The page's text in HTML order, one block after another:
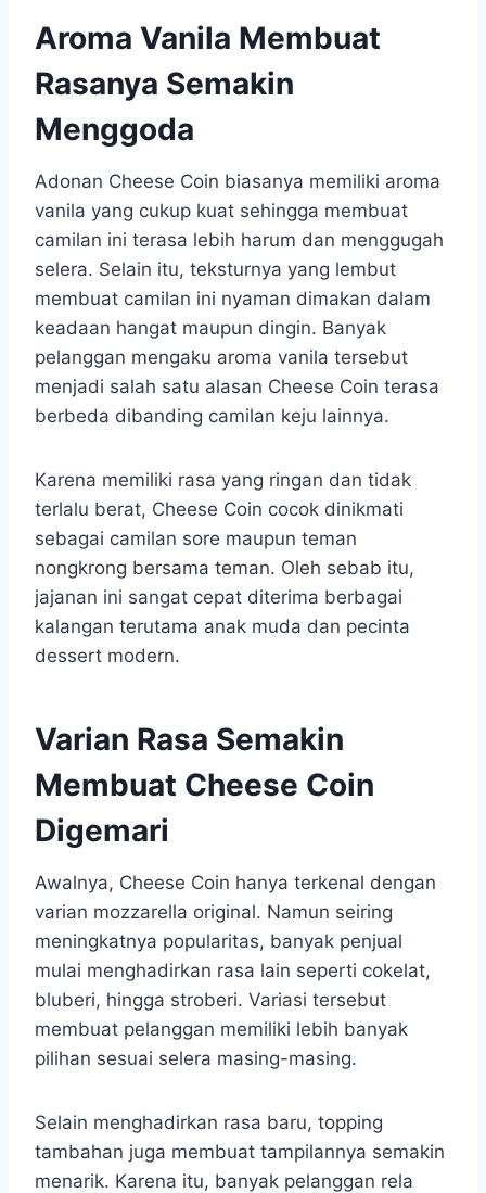
Aroma Vanila Membuat
Rasanya Semakin
Menggoda
Adonan Cheese Coin biasanya memiliki aroma
vanila yang cukup kuat sehingga membuat
camilan ini terasa lebih harum dan menggugah
selera. Selain itu, teksturnya yang lembut
membuat camilan ini nyaman dimakan dalam
keadaan hangat maupun dingin. Banyak
pelanggan mengaku aroma vanila tersebut
menjadi salah satu alasan Cheese Coin terasa
berbeda dibanding camilan keju lainnya.
Karena memiliki rasa yang ringan dan tidak
terlalu berat, Cheese Coin cocok dinikmati
sebagai camilan sore maupun teman
nongkrong bersama teman. Oleh sebab itu,
jajanan ini sangat cepat diterima berbagai
kalangan terutama anak muda dan pecinta
dessert modern.
Varian Rasa Semakin
Membuat Cheese Coin
Digemari
Awalnya, Cheese Coin hanya terkenal dengan
varian mozzarella original. Namun seiring
meningkatnya popularitas, banyak penjual
mulai menghadirkan rasa lain seperti cokelat,
bluberi, hingga stroberi. Variasi tersebut
membuat pelanggan memiliki lebih banyak
pilihan sesuai selera masing-masing.
Selain menghadirkan rasa baru, topping
tambahan juga membuat tampilannya semakin
menarik. Karena itu, banyak pelanggan rela